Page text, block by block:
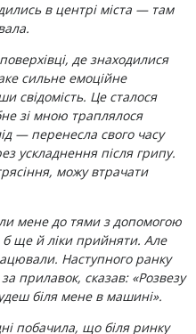
в центрі міста — там
де знаходилися
сильне емоційне
свідомість. Це сталося
зі мною траплялося
— перенесла свого часу
ускладнення після грипу.
можу втрачати
мене до тями з допомогою
б ще й ліки прийняти. Але
Наступного ранку
прилавок, сказав: «Розвезу
біля мене в машині».
побачила, що біля ринку